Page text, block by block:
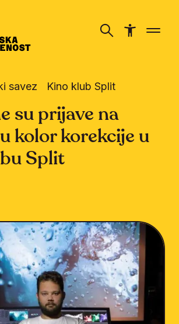
savez Kino klub Split
su prijave na
kolor korekcije u
Split